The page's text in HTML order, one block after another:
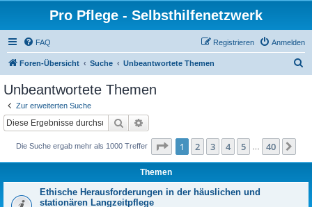
Pro Pflege - Selbsthilfenetzwerk
FAQ Anmelden
Registrieren
Foren-Übersicht Suche Unbeantwortete Themen
Unbeantwortete Themen
Zur erweiterten Suche
Suche
Die Suche ergab mehr als 1000 Treffer Seite 1von 40
1 2 3 4 5 40
Themen
Ethische Herausforderungen in der häuslichen und
stationären Langzeitpflege